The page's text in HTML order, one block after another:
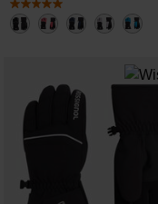
Svizzera
We
recommend
visiting
the
website
version
for